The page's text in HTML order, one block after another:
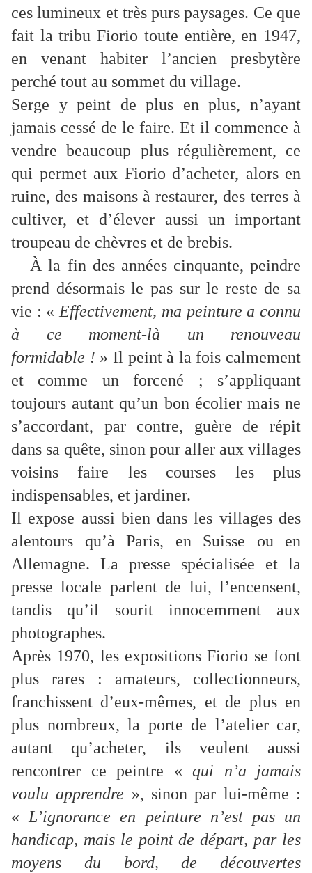
ces lumineux et très purs paysages. Ce que
fait la tribu Fiorio toute entière, en 1947,
en venant habiter l’ancien presbytère
perché tout au sommet du village.
Serge y peint de plus en plus, n’ayant
jamais cessé de le faire. Et il commence à
vendre beaucoup plus régulièrement, ce
qui permet aux Fiorio d’acheter, alors en
ruine, des maisons à restaurer, des terres à
cultiver, et d’élever aussi un important
troupeau de chèvres et de brebis.
À la fin des années cinquante, peindre
prend désormais le pas sur le reste de sa
vie : « Effectivement, ma peinture a connu
à ce moment-là un renouveau
formidable ! » Il peint à la fois calmement
et comme un forcené ; s’appliquant
toujours autant qu’un bon écolier mais ne
s’accordant, par contre, guère de répit
dans sa quête, sinon pour aller aux villages
voisins faire les courses les plus
indispensables, et jardiner.
Il expose aussi bien dans les villages des
alentours qu’à Paris, en Suisse ou en
Allemagne. La presse spécialisée et la
presse locale parlent de lui, l’encensent,
tandis qu’il sourit innocemment aux
photographes.
Après 1970, les expositions Fiorio se font
plus rares : amateurs, collectionneurs,
franchissent d’eux-mêmes, et de plus en
plus nombreux, la porte de l’atelier car,
autant qu’acheter, ils veulent aussi
rencontrer ce peintre « qui n’a jamais
voulu apprendre », sinon par lui-même :
« L’ignorance en peinture n’est pas un
handicap, mais le point de départ, par les
moyens du bord, de découvertes